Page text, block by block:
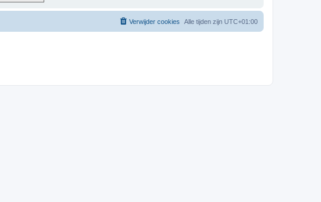
Alle tijden zijn UTC+01:00
Verwijder cookies